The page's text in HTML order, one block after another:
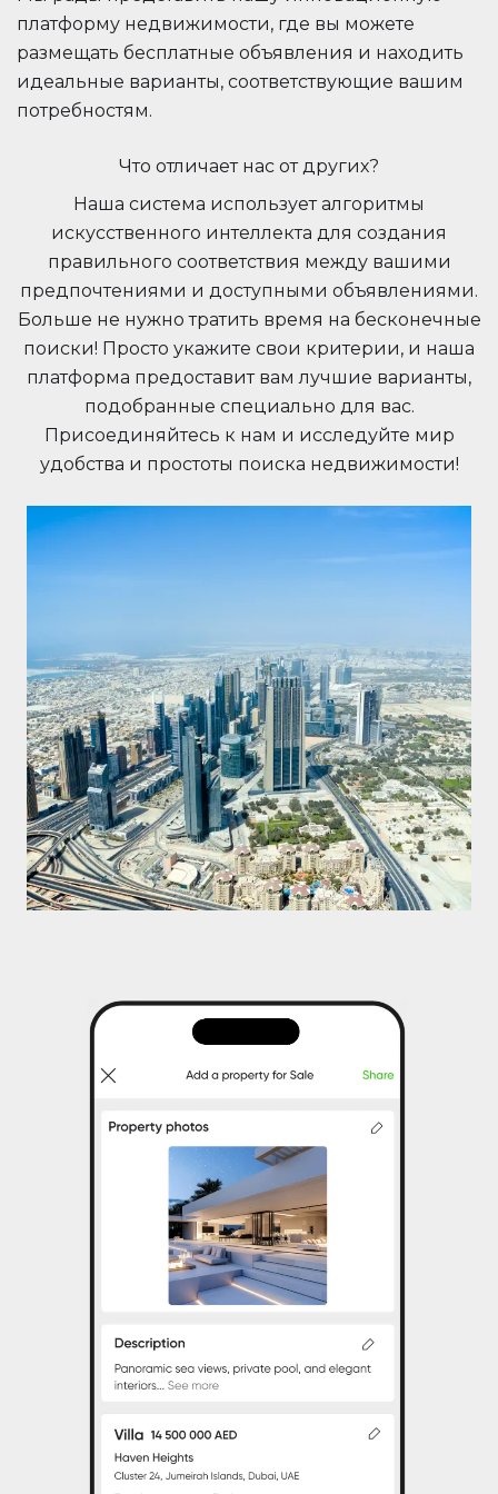
платформу недвижимости, где вы можете
размещать бесплатные объявления и находить
идеальные варианты, соответствующие вашим
потребностям.
Что отличает нас от других?
Наша система использует алгоритмы
искусственного интеллекта для создания
правильного соответствия между вашими
предпочтениями и доступными объявлениями.
Больше не нужно тратить время на бесконечные
поиски! Просто укажите свои критерии, и наша
платформа предоставит вам лучшие варианты,
подобранные специально для вас.
Присоединяйтесь к нам и исследуйте мир
удобства и простоты поиска недвижимости!